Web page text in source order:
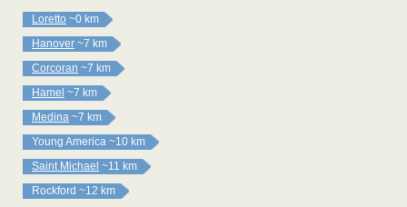
Loretto ~0 km
Hanover ~7 km
Corcoran ~7 km
Hamel ~7 km
Medina ~7 km
Young America ~10 km
Saint Michael ~11 km
Rockford ~12 km